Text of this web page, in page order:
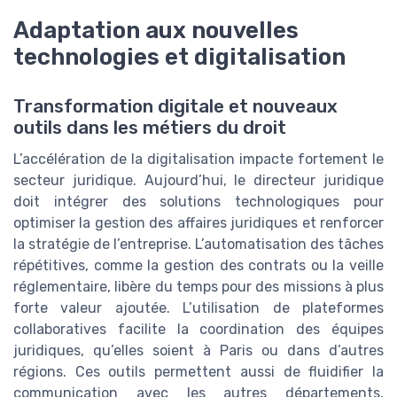
Adaptation aux nouvelles
technologies et digitalisation
Transformation digitale et nouveaux
outils dans les métiers du droit
L’accélération de la digitalisation impacte fortement le
secteur juridique. Aujourd’hui, le directeur juridique
doit intégrer des solutions technologiques pour
optimiser la gestion des affaires juridiques et renforcer
la stratégie de l’entreprise. L’automatisation des tâches
répétitives, comme la gestion des contrats ou la veille
réglementaire, libère du temps pour des missions à plus
forte valeur ajoutée. L’utilisation de plateformes
collaboratives facilite la coordination des équipes
juridiques, qu’elles soient à Paris ou dans d’autres
régions. Ces outils permettent aussi de fluidifier la
communication avec les autres départements,